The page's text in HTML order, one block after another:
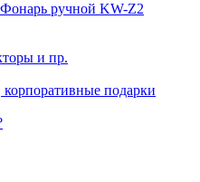
Фонарь ручной KW-Z2
и пр.
подарки